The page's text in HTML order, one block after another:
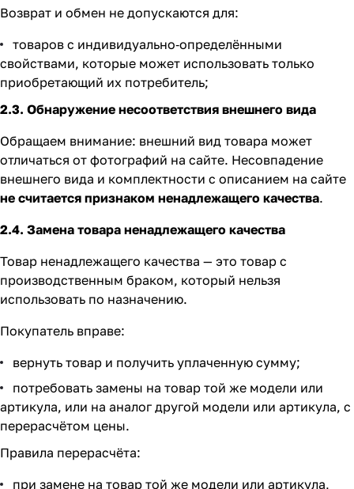
Возврат и обмен не допускаются для:
товаров с индивидуально‑определёнными
свойствами, которые может использовать только
приобретающий их потребитель;
2.3. Обнаружение несоответствия внешнего вида
Обращаем внимание: внешний вид товара может
отличаться от фотографий на сайте. Несовпадение
внешнего вида и комплектности с описанием на сайте
не считается признаком ненадлежащего качества.
2.4. Замена товара ненадлежащего качества
Товар ненадлежащего качества — это товар с
производственным браком, который нельзя
использовать по назначению.
Покупатель вправе:
вернуть товар и получить уплаченную сумму;
потребовать замены на товар той же модели или
артикула, или на аналог другой модели или артикула, с
перерасчётом цены.
Правила перерасчёта:
при замене на товар той же модели или артикула,